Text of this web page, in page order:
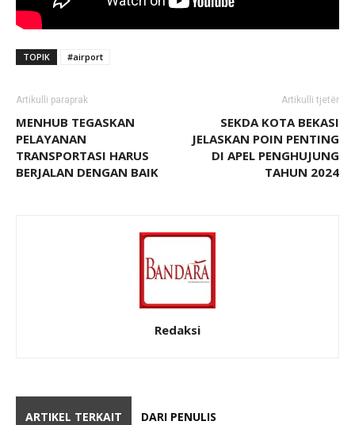
TOPIK #airport
Artikulli paraprak
MENHUB TEGASKAN
PELAYANAN
TRANSPORTASI HARUS
BERJALAN DENGAN BAIK
Artikulli tjetër
SEKDA KOTA BEKASI
JELASKAN POIN PENTING
DI APEL PENGHUJUNG
TAHUN 2024
Redaksi
ARTIKEL TERKAIT DARI PENULIS